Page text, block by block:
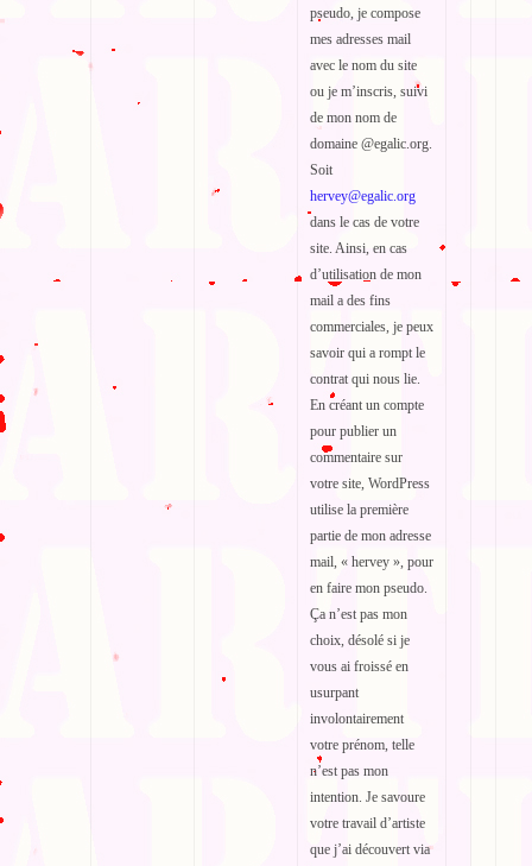
pseudo, je compose
mes adresses mail
avec le nom du site
ou je m’inscris, suivi
de mon nom de
domaine @egalic.org.
Soit
hervey@egalic.org
dans le cas de votre
site. Ainsi, en cas
d’utilisation de mon
mail a des fins
commerciales, je peux
savoir qui a rompt le
contrat qui nous lie.
En créant un compte
pour publier un
commentaire sur
votre site, WordPress
utilise la première
partie de mon adresse
mail, « hervey », pour
en faire mon pseudo.
Ça n’est pas mon
choix, désolé si je
vous ai froissé en
usurpant
involontairement
votre prénom, telle
n’est pas mon
intention. Je savoure
votre travail d’artiste
que j’ai découvert via